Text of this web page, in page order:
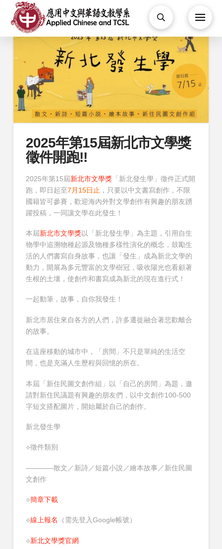
2025年第15屆新北市文學獎
徵件開跑!!
2025年第15屆新北市文學獎「新北發生學」徵件正式開
跑，即日起至7月15日止 ，只要以中文書寫創作，不限
國籍皆可參賽，歡迎海內外對文學創作有興趣的朋友踴
躍投稿，一同讓文學在此發生！
本屆新北市文學獎以「新北發生學」為主題，引用自生
物學中追溯物種起源及物種多樣性演化的概念，鼓勵生
活的人們書寫自身故事，也讓「發生」成為新北文學的
動力，開展為多元豐富的文學樹冠，吸收陽光也看顧著
生根的土壤，使創作和書寫成為新北的現在進行式！
一起動筆，故事，自你我發生！
新北市居住來自各方的人們，許多遷徙融合著悲歡離合
的故事。
在這座移動的城市中，「房間」不只是單純的生活空
間，也是充滿人生歷程與回憶的所在。
本屆「新住民圖文創作組」以「自己的房間」為題，邀
請對新住民議題有興趣的朋友們，以中文創作100-500
字短文搭配圖片，開始屬於自己的創作。
新北發生學
⟡徵件類別
————散文／新詩／短篇小說／繪本故事／新住民圖
文創作
⟡簡章下載
⟡線上報名 （需先登入Google帳號）
⟡新北文學獎官網